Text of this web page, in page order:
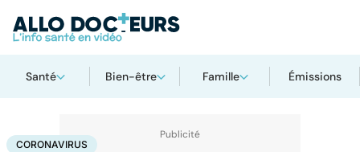
Santé Bien-être Famille Émissions
AccueilSantéCoronavirus
CORONAVIRUS